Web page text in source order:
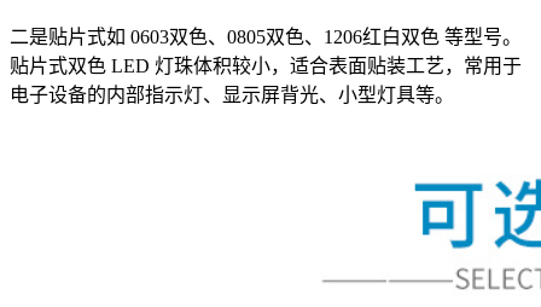
二是贴片式如 0603双色、0805双色、1206红白双色 等型号。
贴片式双色 LED 灯珠体积较小，适合表面贴装工艺，常用于
电子设备的内部指示灯、显示屏背光、小型灯具等。